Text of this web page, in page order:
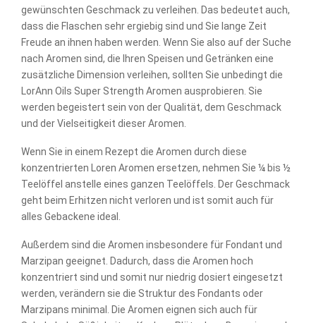
gewünschten Geschmack zu verleihen. Das bedeutet auch,
dass die Flaschen sehr ergiebig sind und Sie lange Zeit
Freude an ihnen haben werden. Wenn Sie also auf der Suche
nach Aromen sind, die Ihren Speisen und Getränken eine
zusätzliche Dimension verleihen, sollten Sie unbedingt die
LorAnn Oils Super Strength Aromen ausprobieren. Sie
werden begeistert sein von der Qualität, dem Geschmack
und der Vielseitigkeit dieser Aromen.
Wenn Sie in einem Rezept die Aromen durch diese
konzentrierten Loren Aromen ersetzen, nehmen Sie ¼ bis ½
Teelöffel anstelle eines ganzen Teelöffels. Der Geschmack
geht beim Erhitzen nicht verloren und ist somit auch für
alles Gebackene ideal.
Außerdem sind die Aromen insbesondere für Fondant und
Marzipan geeignet. Dadurch, dass die Aromen hoch
konzentriert sind und somit nur niedrig dosiert eingesetzt
werden, verändern sie die Struktur des Fondants oder
Marzipans minimal. Die Aromen eignen sich auch für